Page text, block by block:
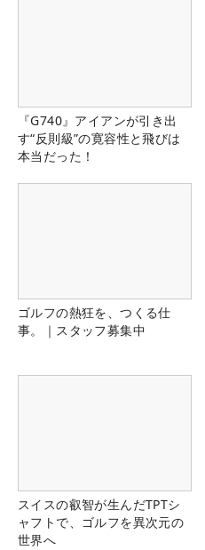
『G740』アイアンが引き出
す“反則級”の寛容性と飛びは
本当だった！
ゴルフの熱狂を、つくる仕
事。｜スタッフ募集中
スイスの叡智が生んだTPTシ
ャフトで、ゴルフを異次元の
世界へ